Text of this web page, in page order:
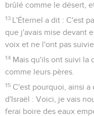
brûlé comme le désert,
13 L'Éternel a dit : C'est
que j'avais mise devant
voix et ne l'ont pas
14 Mais qu'ils ont suivi la
comme leurs pères.
15 C'est pourquoi, ainsi a
d'Israël : Voici, je vais
ferai boire des eaux